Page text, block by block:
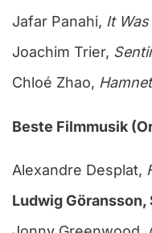
Jafar Panahi, It
Joachim Trier,
Chloé Zhao, Hamnet
Beste Filmmusik
Alexandre Desplat,
Ludwig Göransson,